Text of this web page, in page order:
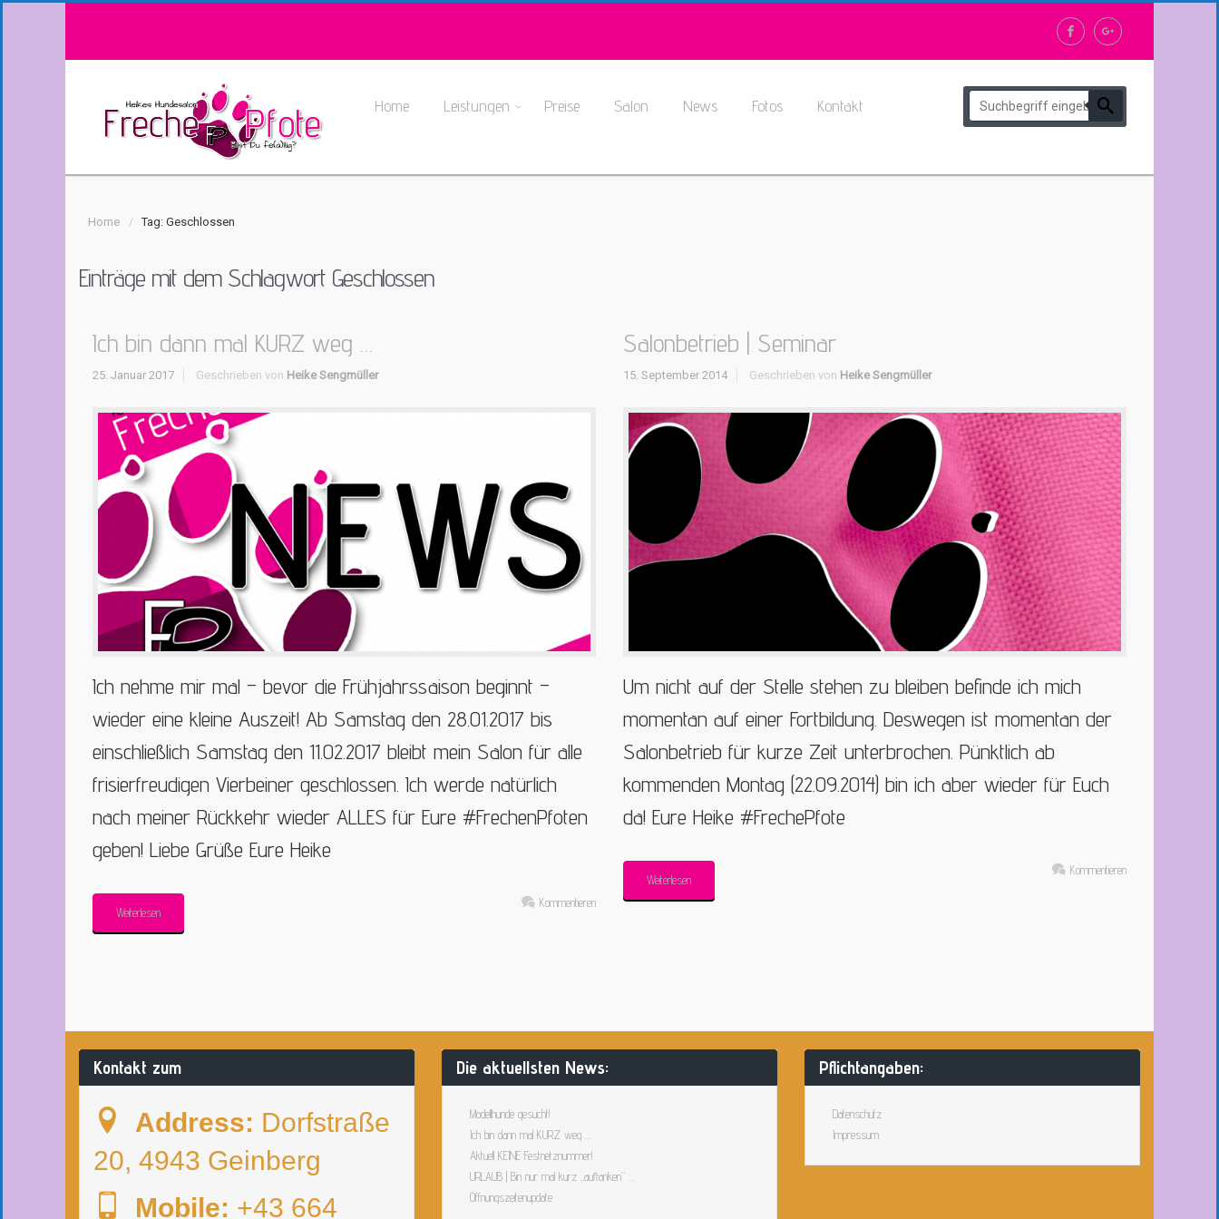
Home Leistungen Preise Salon News Fotos Kontakt
Home Tag: Geschlossen
Einträge mit dem Schlagwort Geschlossen
Ich bin dann mal KURZ weg …
25. Januar 2017 Geschrieben von Heike Sengmüller
Ich nehme mir mal – bevor die Frühjahrssaison beginnt –
wieder eine kleine Auszeit! Ab Samstag den 28.01.2017 bis
einschließlich Samstag den 11.02.2017 bleibt mein Salon für alle
frisierfreudigen Vierbeiner geschlossen. Ich werde natürlich
nach meiner Rückkehr wieder ALLES für Eure #FrechenPfoten
geben! Liebe Grüße Eure Heike
Weiterlesen
Kommentieren
Salonbetrieb | Seminar
15. September 2014 Geschrieben von Heike Sengmüller
Um nicht auf der Stelle stehen zu bleiben befinde ich mich
momentan auf einer Fortbildung. Deswegen ist momentan der
Salonbetrieb für kurze Zeit unterbrochen. Pünktlich ab
kommenden Montag (22.09.2014) bin ich aber wieder für Euch
da! Eure Heike #FrechePfote
Weiterlesen
Kommentieren
Kontakt zum
Address: Dorfstraße
20, 4943 Geinberg
Mobile: +43 664
Die aktuellsten News:
Modellhunde gesucht!
Ich bin dann mal KURZ weg …
Aktuell KEINE Festnetznummer!
URLAUB | Bin nur mal kurz „auftanken“ …
Öffnungszeitenupdate
Pflichtangaben:
Datenschutz
Impressum